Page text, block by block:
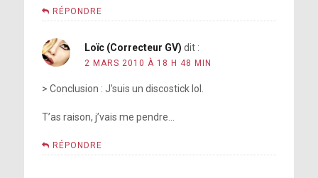
RÉPONDRE
Loïc (Correcteur GV) dit :
2 MARS 2010 À 18 H 48 MIN
> Conclusion : J’suis un discostick lol.
T’as raison, j’vais me pendre…
RÉPONDRE